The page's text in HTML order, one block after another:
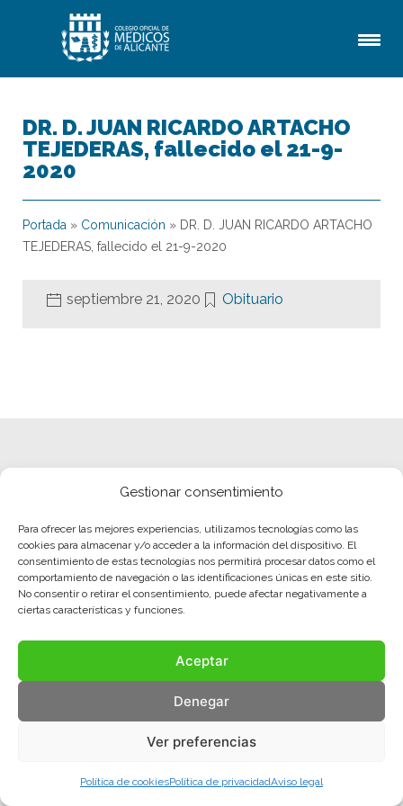
Gestionar consentimiento
Para ofrecer las mejores experiencias, utilizamos tecnologías como las
cookies para almacenar y/o acceder a la información del dispositivo. El
consentimiento de estas tecnologías nos permitirá procesar datos como el
comportamiento de navegación o las identificaciones únicas en este sitio.
No consentir o retirar el consentimiento, puede afectar negativamente a
ciertas características y funciones.
Aceptar
Denegar
Ver preferencias
Política de cookiesPolítica de privacidadAviso legal
DR. D. JUAN RICARDO ARTACHO
TEJEDERAS, fallecido el 21-9-
2020
Portada » Comunicación » DR. D. JUAN RICARDO ARTACHO
TEJEDERAS, fallecido el 21-9-2020
septiembre 21, 2020 Obituario
© COMA, 2022Todos los derechos reservados